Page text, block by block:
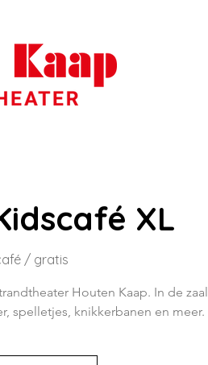
XL
/ gratis
Houten Kaap. In de zaal
spelletjes, knikkerbanen en meer.